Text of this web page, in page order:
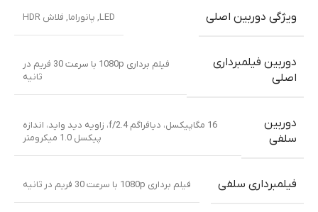
ویژگی دوربین اصلی LED
, پانوراما, فلاش HDR
دوربین فیلمبرداری
اصلی
فیلم برداری 1080p با سرعت 30 فریم در
ثانیه
دوربین
سلفی
16 مگاپیکسل، دیافراگم f/2.4، زاویه دید واید، اندازه
پیکسل 1.0 میکرومتر
فیلمبرداری سلفی فیلم برداری 1080p با سرعت 30 فریم در ثانیه